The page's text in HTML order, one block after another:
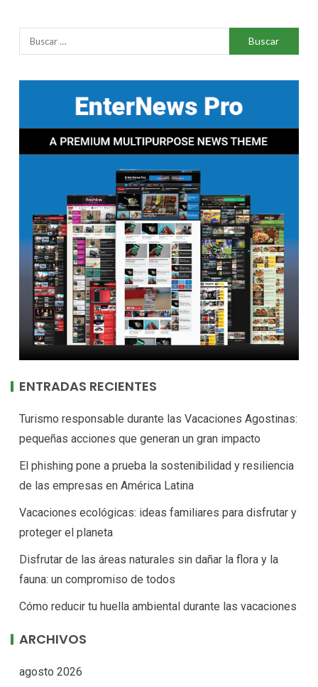
ENTRADAS RECIENTES
Turismo responsable durante las Vacaciones Agostinas:
pequeñas acciones que generan un gran impacto
El phishing pone a prueba la sostenibilidad y resiliencia
de las empresas en América Latina
Vacaciones ecológicas: ideas familiares para disfrutar y
proteger el planeta
Disfrutar de las áreas naturales sin dañar la flora y la
fauna: un compromiso de todos
Cómo reducir tu huella ambiental durante las vacaciones
ARCHIVOS
agosto 2026